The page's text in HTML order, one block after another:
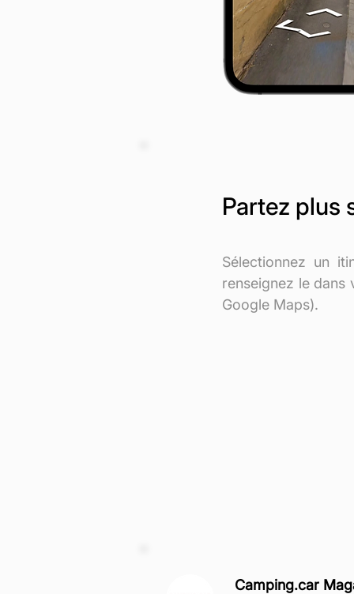
Partez plus
Sélectionnez un
renseignez le dans
Google Maps).
Camping.car